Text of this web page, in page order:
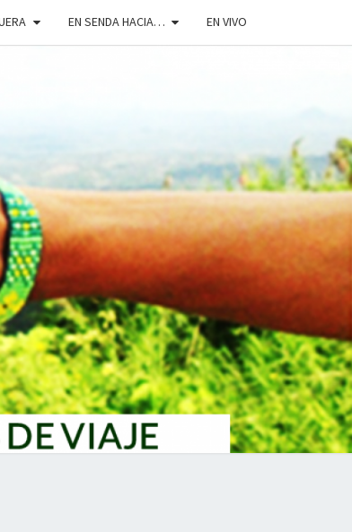
EN SENDA HACIA… EN VIVO